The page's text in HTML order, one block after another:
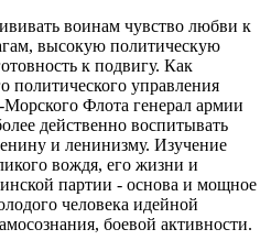
воинам чувство любви к
высокую политическую
к подвигу. Как
политического управления
Флота генерал армии
действенно воспитывать
и ленинизму. Изучение
вождя, его жизни и
партии - основа и мощное
человека идейной
боевой активности.